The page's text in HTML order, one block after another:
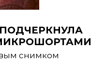
снимком